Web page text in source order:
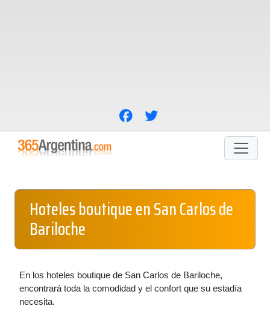
Hoteles boutique en San Carlos de
Bariloche
En los hoteles boutique de San Carlos de Bariloche,
encontrará toda la comodidad y el confort que su estadía
necesita.